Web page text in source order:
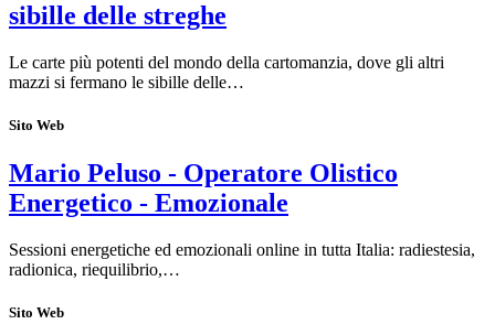
sibille delle streghe
Le carte più potenti del mondo della cartomanzia, dove gli altri
mazzi si fermano le sibille delle…
Sito Web
Mario Peluso - Operatore Olistico
Energetico - Emozionale
Sessioni energetiche ed emozionali online in tutta Italia: radiestesia,
radionica, riequilibrio,…
Sito Web